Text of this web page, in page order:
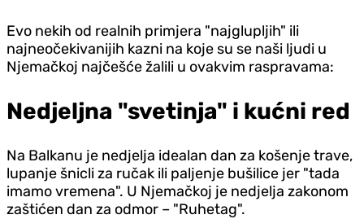
Evo nekih od realnih primjera "najglupljih" ili
najneočekivanijih kazni na koje su se naši ljudi u
Njemačkoj najčešće žalili u ovakvim raspravama:
Nedjeljna "svetinja" i kućni red
Na Balkanu je nedjelja idealan dan za košenje trave,
lupanje šnicli za ručak ili paljenje bušilice jer "tada
imamo vremena". U Njemačkoj je nedjelja zakonom
zaštićen dan za odmor – "Ruhetag".